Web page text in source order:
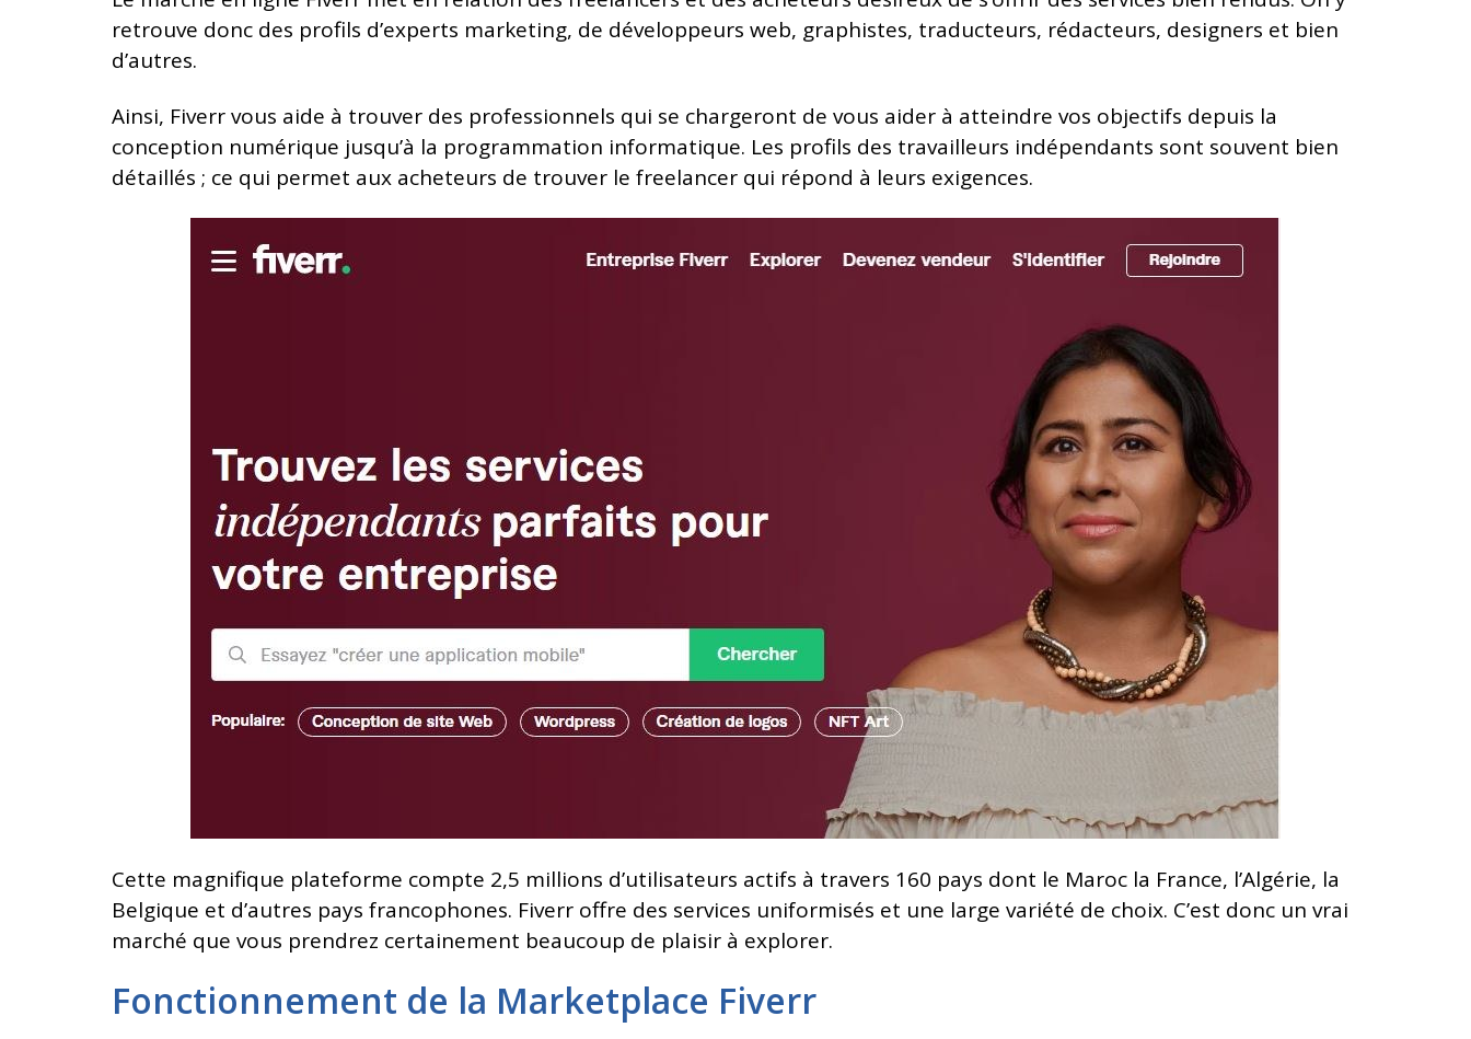
retrouve donc des profils d’experts marketing, de développeurs web, graphistes, traducteurs, rédacteurs, designers et bien
d’autres.
Ainsi, Fiverr vous aide à trouver des professionnels qui se chargeront de vous aider à atteindre vos objectifs depuis la
conception numérique jusqu’à la programmation informatique. Les profils des travailleurs indépendants sont souvent bien
détaillés ; ce qui permet aux acheteurs de trouver le freelancer qui répond à leurs exigences.
Cette magnifique plateforme compte 2,5 millions d’utilisateurs actifs à travers 160 pays dont le Maroc la France, l’Algérie, la
Belgique et d’autres pays francophones. Fiverr offre des services uniformisés et une large variété de choix. C’est donc un vrai
marché que vous prendrez certainement beaucoup de plaisir à explorer.
Fonctionnement de la Marketplace Fiverr